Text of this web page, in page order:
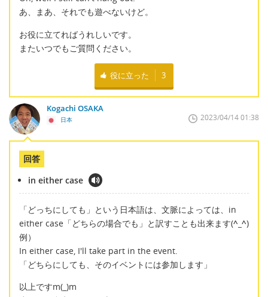
あ、まあ、それでも遊べないけど。
お役に立てればうれしいです。
またいつでもご質問ください。
役に立った 3
Kogachi OSAKA
日本 2023/04/14 01:38
回答
in either case
「どっちにしても」という日本語は、文脈によっては、in
either case「どちらの場合でも」と訳すことも出来ます(^_^)
例）
In either case, I'll take part in the event.
「どちらにしても、そのイベントには参加します」
以上ですm(_)m